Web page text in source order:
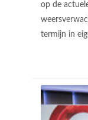
op de
termijn in